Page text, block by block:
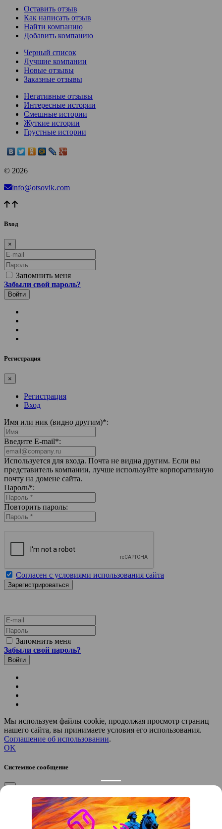
Оставить отзыв
Как написать отзыв
Найти компанию
Добавить компанию
Черный список
Лучшие компании
Новые отзывы
Заказные отзывы
Негативные отзывы
Интересные истории
Смешные истории
Жуткие истории
Грустные истории
© 2026
info@otsovik.com
Вход
×
E-mail
Пароль
Запомнить меня
Забыли свой пароль?
Регистрация
×
Регистрация
Вход
Имя или ник (видно другим)*:
Введите E-mail*:
Используется для входа. Почта не видна другим. Если вы
представитель компании, лучше используйте корпоративную
почту на домене сайта.
Пароль*:
Повторить пароль:
Согласен с условиями использования сайта
E-mail
Пароль
Запомнить меня
Забыли свой пароль?
Мы используем файлы cookie, продолжая просмотр страниц
нашего сайта, вы принимаете условия его использования.
Соглашение об использовании.
OK
Системное сообщение
×
Закрыть
Подтверждение компании